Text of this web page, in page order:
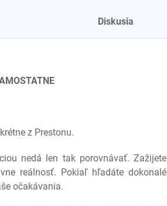
Diskusia
z Prestonu.
nedá len tak porovnávať. Zažijete
reálnosť. Pokiaľ hľadáte dokonalé
očakávania.